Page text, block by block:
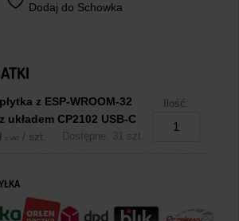
Dodaj do Schowka
z ESP-WROOM-32
układem CP2102 USB-C
z VAT / szt. Dostępne: 31 szt.
Ilość: